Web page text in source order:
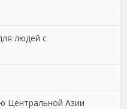
людей с
Центральной Азии